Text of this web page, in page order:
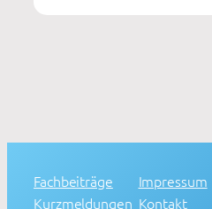
Fachbeiträge
Kurzmeldungen
Impressum
Kontakt